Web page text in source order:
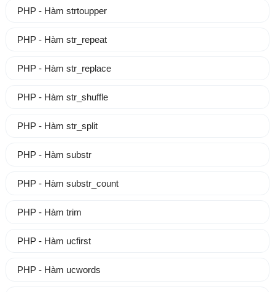
PHP - Hàm strtoupper
PHP - Hàm str_repeat
PHP - Hàm str_replace
PHP - Hàm str_shuffle
PHP - Hàm str_split
PHP - Hàm substr
PHP - Hàm substr_count
PHP - Hàm trim
PHP - Hàm ucfirst
PHP - Hàm ucwords